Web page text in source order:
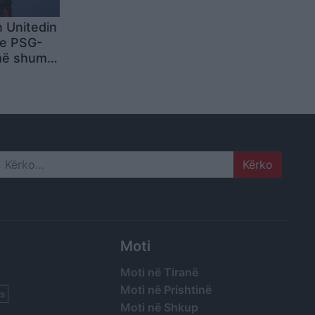
Unitedin
PSG-
shumë
Moti
Moti në Tiranë
Moti në Prishtinë
Moti në Shkup